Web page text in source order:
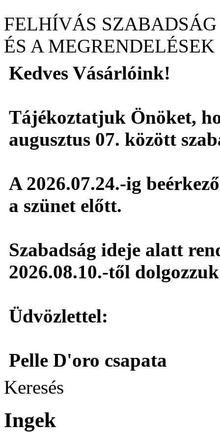
FELHÍVÁS
ÉS A
Kedves Vásárlóink!
Tájékoztatjuk Önöket,
augusztus 07. között
A 2026.07.24.-ig
a szünet előtt.
Szabadság ideje alatt
2026.08.10.-től
Üdvözlettel:
Pelle D'oro csapata
Keresés
Ingek